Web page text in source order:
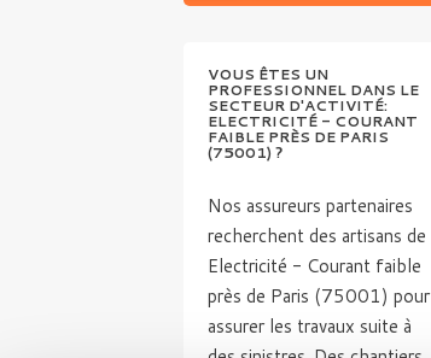
VOUS ÊTES UN
PROFESSIONNEL DANS LE
SECTEUR D'ACTIVITÉ:
ELECTRICITÉ - COURANT
FAIBLE PRÈS DE PARIS
(75001) ?
Nos assureurs partenaires
recherchent des artisans de
Electricité - Courant faible
près de Paris (75001) pour
assurer les travaux suite à